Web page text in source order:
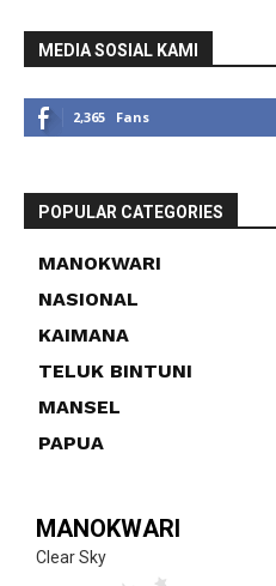
MEDIA SOSIAL KAMI
2,365 Fans
POPULAR CATEGORIES
MANOKWARI
NASIONAL
KAIMANA
TELUK BINTUNI
MANSEL
PAPUA
MANOKWARI
Clear Sky